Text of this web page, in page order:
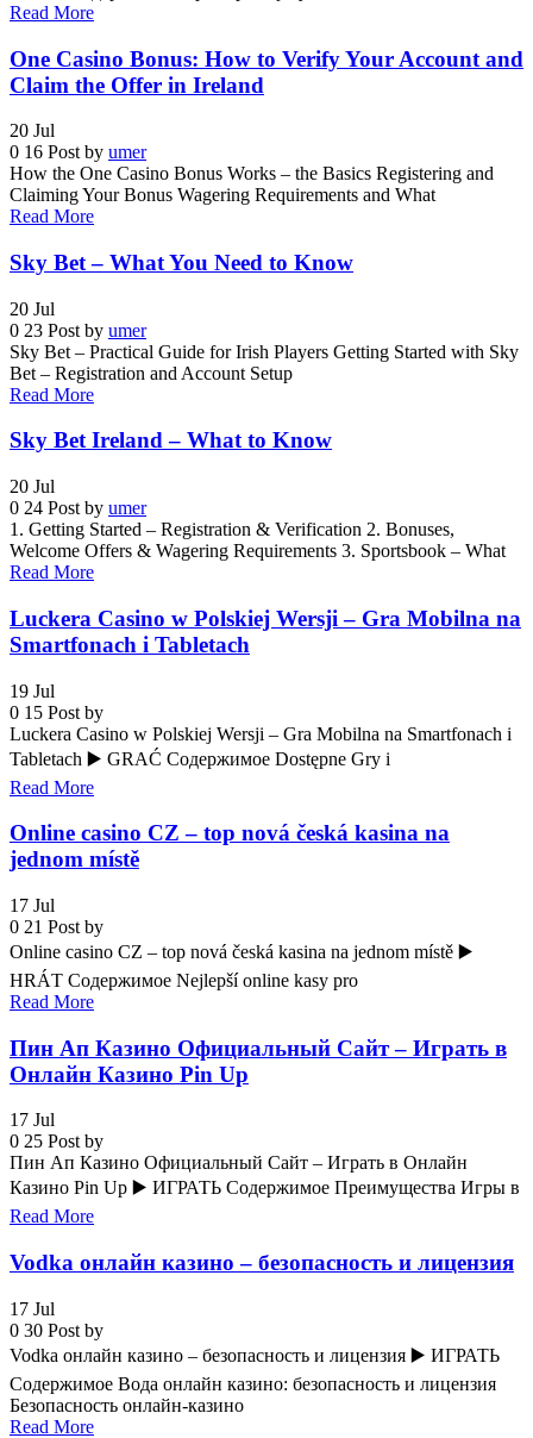
Read More
One Casino Bonus: How to Verify Your Account and
Claim the Offer in Ireland
20 Jul
0 16 Post by umer
How the One Casino Bonus Works – the Basics Registering and
Claiming Your Bonus Wagering Requirements and What
Read More
Sky Bet – What You Need to Know
20 Jul
0 23 Post by umer
Sky Bet – Practical Guide for Irish Players Getting Started with Sky
Bet – Registration and Account Setup
Read More
Sky Bet Ireland – What to Know
20 Jul
0 24 Post by umer
1. Getting Started – Registration & Verification 2. Bonuses,
Welcome Offers & Wagering Requirements 3. Sportsbook – What
Read More
Luckera Casino w Polskiej Wersji – Gra Mobilna na
Smartfonach i Tabletach
19 Jul
0 15 Post by
Luckera Casino w Polskiej Wersji – Gra Mobilna na Smartfonach i
Tabletach ▶️ GRAĆ Содержимое Dostępne Gry i
Read More
Online casino CZ – top nová česká kasina na
jednom místě
17 Jul
0 21 Post by
Online casino CZ – top nová česká kasina na jednom místě ▶️
HRÁT Содержимое Nejlepší online kasy pro
Read More
Пин Ап Казино Официальный Сайт – Играть в
Онлайн Казино Pin Up
17 Jul
0 25 Post by
Пин Ап Казино Официальный Сайт – Играть в Онлайн
Казино Pin Up ▶️ ИГРАТЬ Содержимое Преимущества Игры в
Read More
Vodka онлайн казино – безопасность и лицензия
17 Jul
0 30 Post by
Vodka онлайн казино – безопасность и лицензия ▶️ ИГРАТЬ
Содержимое Вода онлайн казино: безопасность и лицензия
Безопасность онлайн-казино
Read More